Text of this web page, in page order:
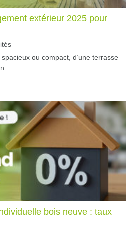
extérieur 2025 pour
spacieux ou compact, d’une terrasse
bois neuve : taux